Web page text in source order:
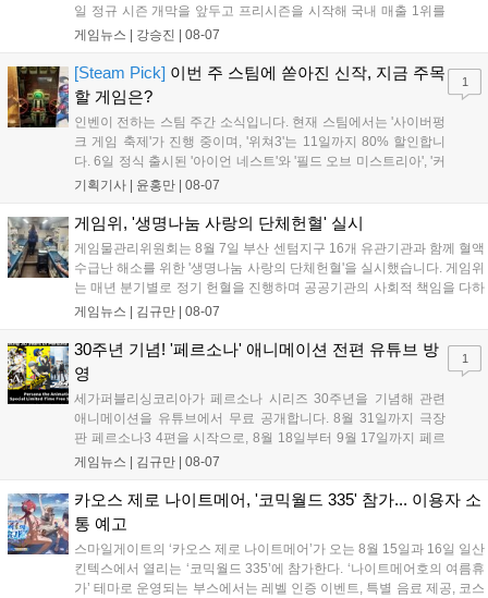
일 정규 시즌 개막을 앞두고 프리시즌을 시작해 국내 매출 1위를
기록했습니다. 25주년을 맞은 '고스트 리콘' 시리즈는 8월 6일 쇼
'마블 투혼: 파이팅 소울즈'와 레트로 수리 시뮬레이션 '리스토
리'도 스팀에 정식 출시되었습니다....
게임뉴스 | 강승진 | 08-07
[Steam Pick] 이번 주 스팀에 쏟아진 신작, 지금 주목
할 게임은?
인벤이 전하는 스팀 주간 소식입니다. 현재 스팀에서는 '사이버펑
크 게임 축제'가 진행 중이며, '위쳐3'는 11일까지 80% 할인합니
다. 6일 정식 출시된 '아이언 네스트'와 '필드 오브 미스트리아', '커
세어 코브'가 호평받고 있습니다. 한편, 7일 출시된 '마블 투혼'은
다. 유비소프트의 '고스트리콘: 와일드랜드'는 7년 만의 대규모 업
기획기사 | 윤홍만 | 08-07
1
게임위, '생명나눔 사랑의 단체헌혈' 실시
게임물관리위원회는 8월 7일 부산 센텀지구 16개 유관기관과 함께 혈액
수급난 해소를 위한 '생명나눔 사랑의 단체헌혈'을 실시했습니다. 게임위
는 매년 분기별로 정기 헌혈을 진행하며 공공기관의 사회적 책임을 다하
고 있으며, 이번 행사에는 영화진흥위원회 등 14개 기관 임직원이 동참
따뜻한 실천에 참여한 모든 임직원에게 감사의 뜻을 전하며 헌혈 문화
확산에 앞장섰습니다....
게임뉴스 | 김규만 | 08-07
30주년 기념! '페르소나' 애니메이션 전편 유튜브 방
영
세가퍼블리싱코리아가 페르소나 시리즈 30주년을 기념해 관련
애니메이션을 유튜브에서 무료 공개합니다. 8월 31일까지 극장
판 페르소나3 4편을 시작으로, 8월 18일부터 9월 17일까지 페르
소나4 더 골든 12화, 9월 15일부터 10월 14일까지 페르소나5 시
시지를 모집하며, 선정된 내용은 기념 영상 및 대형 전광판에 소
개될 예정입니다....
게임뉴스 | 김규만 | 08-07
1
카오스 제로 나이트메어, '코믹월드 335' 참가... 이용자 소
통 예고
스마일게이트의 ‘카오스 제로 나이트메어’가 오는 8월 15일과 16일 일산
킨텍스에서 열리는 ‘코믹월드 335’에 참가한다. ‘나이트메어호의 여름휴
가’ 테마로 운영되는 부스에서는 레벨 인증 이벤트, 특별 음료 제공, 코스